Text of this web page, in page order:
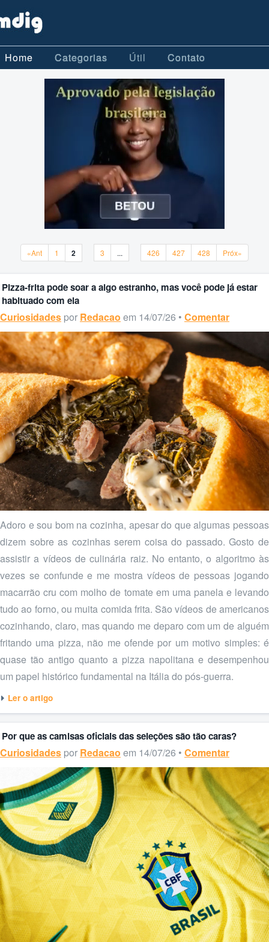
Home Categorias Útil Contato
«Ant«Ant1 2 3 ... 426 427427 428 Próx»
Pizza-frita pode soar a algo estranho, mas você pode já estar
habituado com ela
Curiosidades por Redacao em 14/07/26 • Comentar
Adoro e sou bom na cozinha, apesar do que algumas pessoas
dizem sobre as cozinhas serem coisa do passado. Gosto de
assistir a vídeos de culinária raiz. No entanto, o algoritmo às
vezes se confunde e me mostra vídeos de pessoas jogando
macarrão cru com molho de tomate em uma panela e levando
tudo ao forno, ou muita comida frita. São vídeos de americanos
cozinhando, claro, mas quando me deparo com um de alguém
fritando uma pizza, não me ofende por um motivo simples: é
quase tão antigo quanto a pizza napolitana e desempenhou
um papel histórico fundamental na Itália do pós-guerra.
Ler o artigo
Por que as camisas oficiais das seleções são tão caras?
Curiosidades por Redacao em 14/07/26 • Comentar